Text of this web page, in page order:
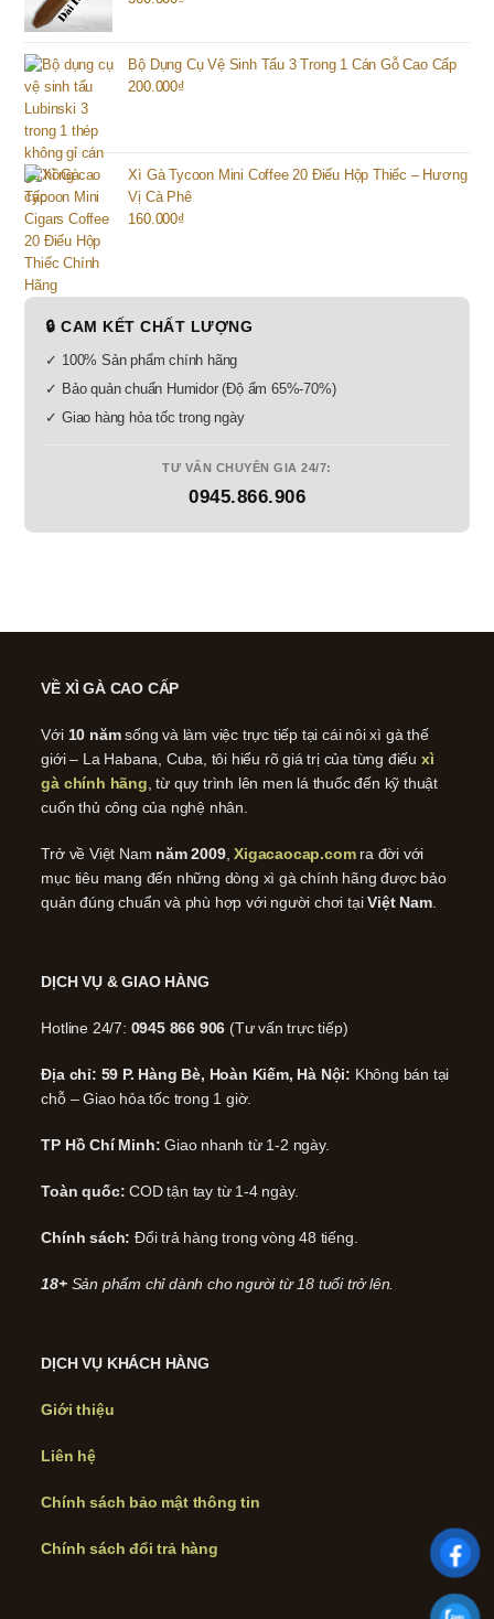
Bộ Dụng Cụ Vệ Sinh Tẩu 3 Trong 1 Cán Gỗ Cao Cấp
200.000₫
Xì Gà Tycoon Mini Coffee 20 Điếu Hộp Thiếc – Hương
Vị Cà Phê
160.000₫
🔒 CAM KẾT CHẤT LƯỢNG
✓ 100% Sản phẩm chính hãng
✓ Bảo quản chuẩn Humidor (Độ ẩm 65%-70%)
✓ Giao hàng hỏa tốc trong ngày
TƯ VẤN CHUYÊN GIA 24/7:
0945.866.906
VỀ XÌ GÀ CAO CẤP
Với 10 nămsống và làm việc trực tiếp tại cái nôi xì gà thế
giới – La Habana, Cuba, tôi hiểu rõ giá trị của từng điếu xì
gà chính hãng , từ quy trình lên men lá thuốc đến kỹ thuật
cuốn thủ công của nghệ nhân.
Trở về Việt Nam năm 2009,Xigacaocap.comra đời với
mục tiêu mang đến những dòng xì gà chính hãng được bảo
quản đúng chuẩn và phù hợp với người chơi tạiViệt Nam.
DỊCH VỤ & GIAO HÀNG
Hotline 24/7: 0945 866 906 (Tư vấn trực tiếp)
Địa chỉ: 59 P. Hàng Bè, Hoàn Kiếm, Hà Nội: Không bán tại
chỗ – Giao hỏa tốc trong 1 giờ.
TP Hồ Chí Minh: Giao nhanh từ 1-2 ngày.
Toàn quốc: COD tận tay từ 1-4 ngày.
Chính sách: Đổi trả hàng trong vòng 48 tiếng.
18+ Sản phẩm chỉ dành cho người từ 18 tuổi trở lên.
DỊCH VỤ KHÁCH HÀNG
Giới thiệu
Liên hệ
Chính sách bảo mật thông tin
Chính sách đổi trả hàng